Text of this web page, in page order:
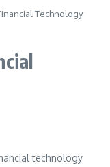
Technology
technology